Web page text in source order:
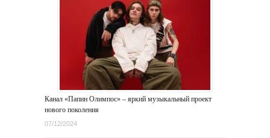
Канал «Папин Олимпос» – яркий музыкальный проект
нового поколения
07/12/2024